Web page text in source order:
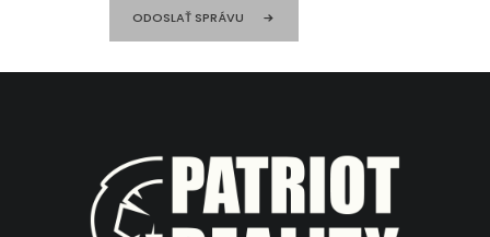
ODOSLAŤ SPRÁVU